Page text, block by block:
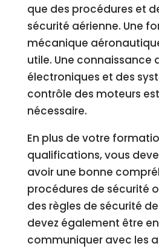
que des procédures et
sécurité aérienne. Une
mécanique
utile. Une connaissance
électroniques et des
contrôle des moteurs
nécessaire.
En plus de votre
qualifications, vous
avoir une bonne
procédures de sécurité
des règles de sécurité
devez également être
communiquer avec les